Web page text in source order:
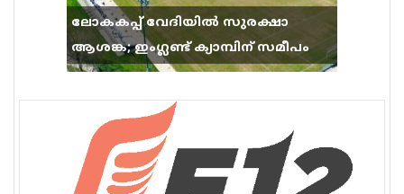
ലോകകപ്പ് വേദിയിൽ സുരക്ഷാ
ആശങ്ക; ഇംഗ്ലണ്ട് ക്യാമ്പിന് സമീപം
വെടിവെപ്പ്, 9 പേർക്ക് പരിക്ക്